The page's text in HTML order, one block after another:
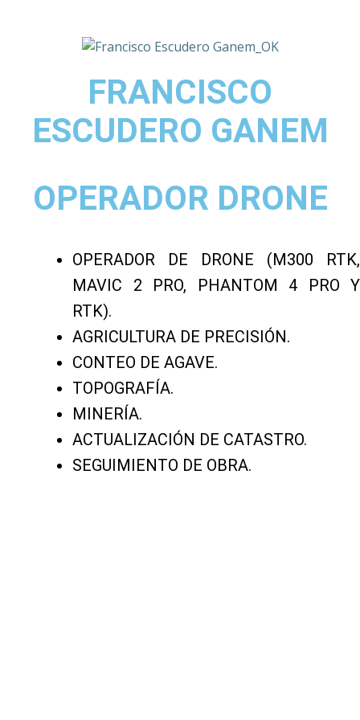
FRANCISCO
ESCUDERO GANEM
OPERADOR DRONE
OPERADOR DE DRONE (M300 RTK,
MAVIC 2 PRO, PHANTOM 4 PRO Y
RTK).
AGRICULTURA DE PRECISIÓN.
CONTEO DE AGAVE.
TOPOGRAFÍA.
MINERÍA.
ACTUALIZACIÓN DE CATASTRO.
SEGUIMIENTO DE OBRA.